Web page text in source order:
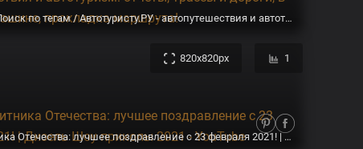
23 февраля / Поиск по тегам / Автотуристу.РУ - автопутешествия и автотуризм: отчёты, трассы и дороги, в Европу на машине, прокладка маршрута!
820x820px 1
День Защитника Отечества: лучшее поздравление с 23 февраля 2021! | Дизель Шоу приколы 2021 - YouTube